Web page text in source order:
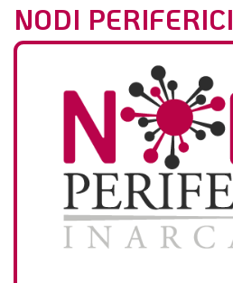
NODI PERIFERICI